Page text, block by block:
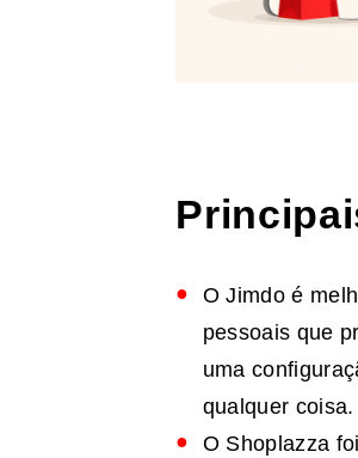
O Jimdo é
pessoais que
uma
qualquer coisa.
O Shoplazza